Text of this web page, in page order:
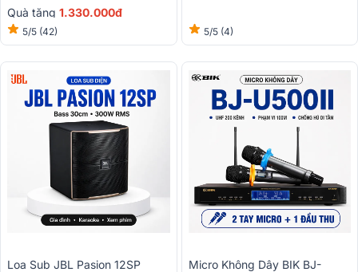
Quà tặng 1.330.000đ
5/5 (42) 5/5 (4)
Loa Sub JBL Pasion 12SP
Micro Không Dây BIK BJ-